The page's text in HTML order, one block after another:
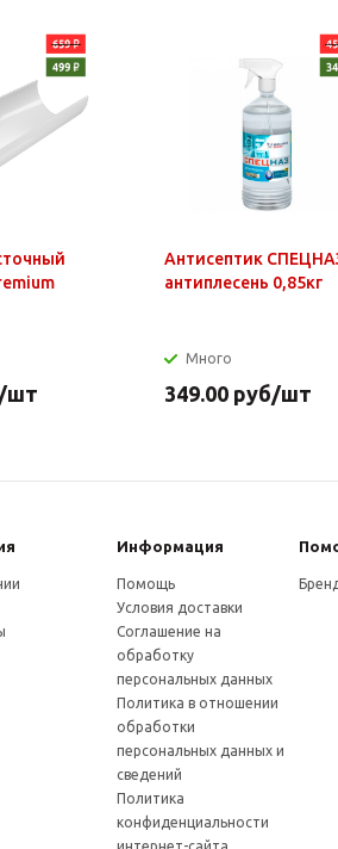
шт
Антисептик
антиплесень 0,85кг
Много
349.00 руб/шт
Информация
Помощь
Условия доставки
Соглашение на
обработку
персональных данных
Политика в отношении
обработки
персональных данных и
сведений
Политика
конфиденциальности
интернет-сайта